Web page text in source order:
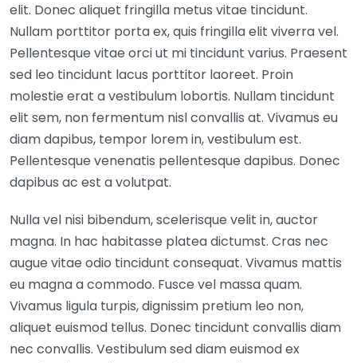
elit. Donec aliquet fringilla metus vitae tincidunt.
Nullam porttitor porta ex, quis fringilla elit viverra vel.
Pellentesque vitae orci ut mi tincidunt varius. Praesent
sed leo tincidunt lacus porttitor laoreet. Proin
molestie erat a vestibulum lobortis. Nullam tincidunt
elit sem, non fermentum nisl convallis at. Vivamus eu
diam dapibus, tempor lorem in, vestibulum est.
Pellentesque venenatis pellentesque dapibus. Donec
dapibus ac est a volutpat.
Nulla vel nisi bibendum, scelerisque velit in, auctor
magna. In hac habitasse platea dictumst. Cras nec
augue vitae odio tincidunt consequat. Vivamus mattis
eu magna a commodo. Fusce vel massa quam.
Vivamus ligula turpis, dignissim pretium leo non,
aliquet euismod tellus. Donec tincidunt convallis diam
nec convallis. Vestibulum sed diam euismod ex